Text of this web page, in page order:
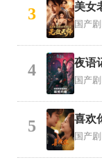
3 美女
国产剧
4 夜语
国产剧
5 喜欢
国产剧